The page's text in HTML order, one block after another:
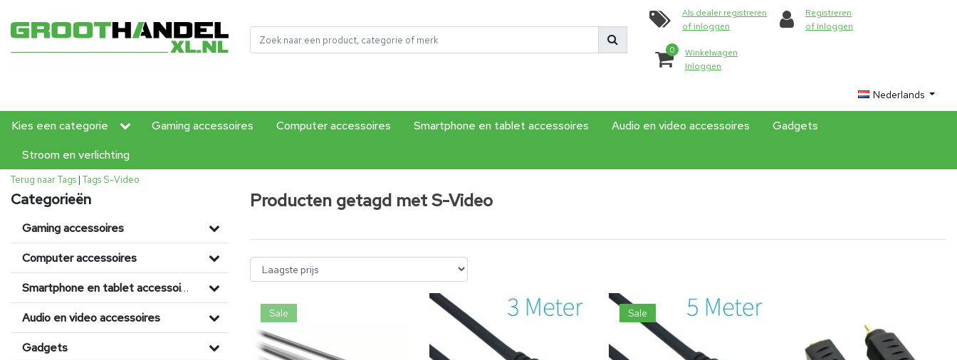
Als dealer registreren
of inloggen
Registreren
of Inloggen
0
Winkelwagen
Inloggen
Nederlands
Kies een categorie Gaming accessoires Computer accessoires Smartphone en tablet accessoires Audio en video accessoires
Gadgets
Stroom en verlichting
Terug naar Tags | Tags S-Video
Categorieën
Gaming accessoires
Computer accessoires
Smartphone en tablet accessoires
Audio en video accessoires
Gadgets
Producten getagd met S-Video
Sale Sale